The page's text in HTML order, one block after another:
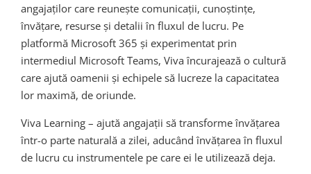
angajaților care reunește comunicații, cunoștințe,
învățare, resurse și detalii în fluxul de lucru. Pe
platformă Microsoft 365 și experimentat prin
intermediul Microsoft Teams, Viva încurajează o cultură
care ajută oamenii și echipele să lucreze la capacitatea
lor maximă, de oriunde.
Viva Learning – ajută angajații să transforme învățarea
într-o parte naturală a zilei, aducând învățarea în fluxul
de lucru cu instrumentele pe care ei le utilizează deja.